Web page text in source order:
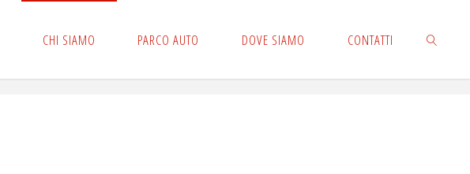
CHI SIAMO PARCO AUTO DOVE SIAMO CONTATTI